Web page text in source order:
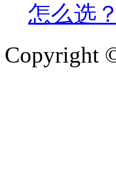
怎么选？
Copyright